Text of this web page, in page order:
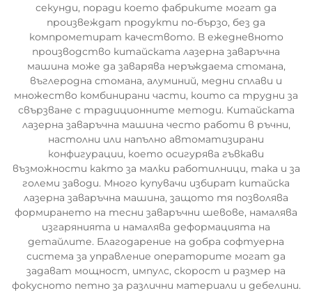
секунди, поради което фабриките могат да
произвеждат продукти по-бързо, без да
компрометират качеството. В ежедневното
производство китайската лазерна заваръчна
машина може да заварява неръждаема стомана,
въглеродна стомана, алуминий, медни сплави и
множество комбинирани части, които са трудни за
свързване с традиционните методи. Китайската
лазерна заваръчна машина често работи в ръчни,
настолни или напълно автоматизирани
конфигурации, което осигурява гъвкави
възможности както за малки работилници, така и за
големи заводи. Много купувачи избират китайска
лазерна заваръчна машина, защото тя позволява
формирането на тесни заваръчни шевове, намалява
изгарянията и намалява деформацията на
детайлите. Благодарение на добра софтуерна
система за управление операторите могат да
задават мощност, импулс, скорост и размер на
фокусното петно за различни материали и дебелини.